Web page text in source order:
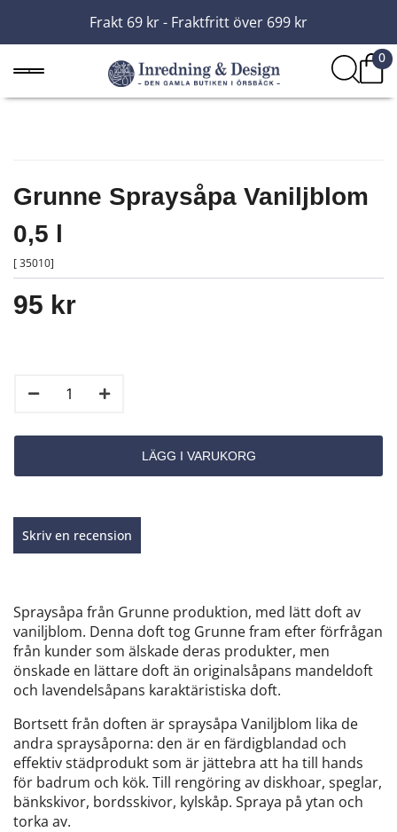
Frakt 69 kr - Fraktfritt över 699 kr
0
Grunne Spraysåpa Vaniljblom
0,5 l
[ 35010]
95 kr
Skriv en recension
Spraysåpa från Grunne produktion, med lätt doft av
vaniljblom. Denna doft tog Grunne fram efter förfrågan
från kunder som älskade deras produkter, men
önskade en lättare doft än originalsåpans mandeldoft
och lavendelsåpans karaktäristiska doft.
Bortsett från doften är spraysåpa Vaniljblom lika de
andra spraysåporna: den är en färdigblandad och
effektiv städprodukt som är jättebra att ha till hands
för badrum och kök. Till rengöring av diskhoar, speglar,
bänkskivor, bordsskivor, kylskåp. Spraya på ytan och
torka av.